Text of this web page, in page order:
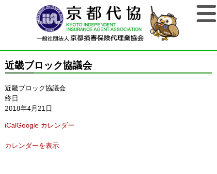
近畿ブロック協議会
近畿ブロック協議会
終日
2018年4月21日
iCalGoogle カレンダー
カレンダーを表示